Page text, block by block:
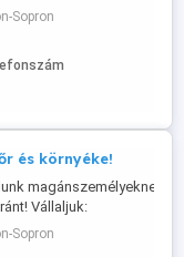
a mindennapok
önismeret
meg magad a világ
Az
Sopron
és környéke!
magánszemélyeknek
Vállaljuk:
Sopron